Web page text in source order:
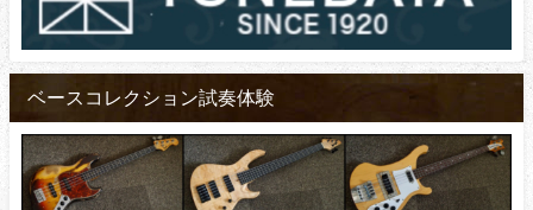
ベースコレクション試奏体験